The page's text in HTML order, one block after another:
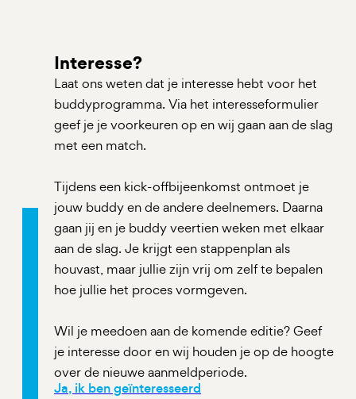
Interesse?
Laat ons weten dat je interesse hebt voor het
buddyprogramma. Via het interesseformulier
geef je je voorkeuren op en wij gaan aan de slag
met een match.
Tijdens een kick-offbijeenkomst ontmoet je
jouw buddy en de andere deelnemers. Daarna
gaan jij en je buddy veertien weken met elkaar
aan de slag. Je krijgt een stappenplan als
houvast, maar jullie zijn vrij om zelf te bepalen
hoe jullie het proces vormgeven.
Wil je meedoen aan de komende editie? Geef
je interesse door en wij houden je op de hoogte
over de nieuwe aanmeldperiode.
Ja, ik ben geïnteresseerd